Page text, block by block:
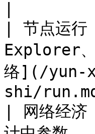
| 节点运
Explorer
络](/yun-
shi/
| 网络经